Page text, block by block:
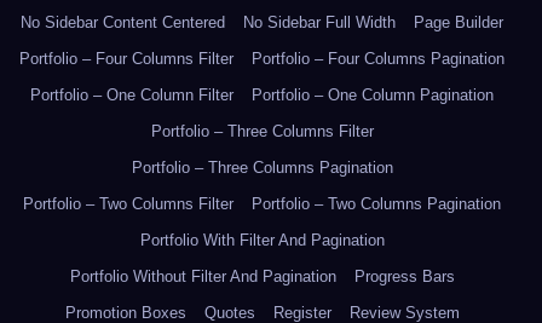
No Sidebar Content Centered
No Sidebar Full Width
Page Builder
Portfolio – Four Columns Filter
Portfolio – Four Columns Pagination
Portfolio – One Column Filter
Portfolio – One Column Pagination
Portfolio – Three Columns Filter
Portfolio – Three Columns Pagination
Portfolio – Two Columns Filter
Portfolio – Two Columns Pagination
Portfolio With Filter And Pagination
Portfolio Without Filter And Pagination
Progress Bars
Promotion Boxes
Quotes Register Review System